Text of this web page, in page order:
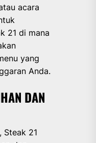
acara
21 di mana
yang
Anda.
DAN
Steak 21